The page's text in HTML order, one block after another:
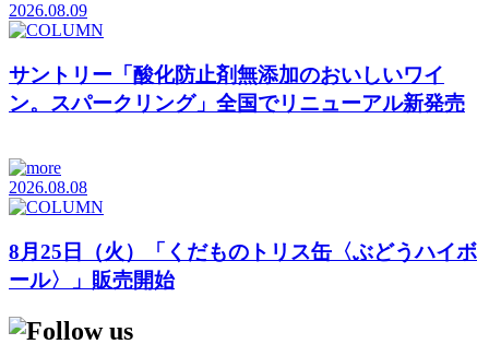
2026.08.09
サントリー「酸化防止剤無添加のおいしいワイ
ン。スパークリング」全国でリニューアル新発売
2026.08.08
8月25日（火）「くだものトリス缶〈ぶどうハイボ
ール〉」販売開始